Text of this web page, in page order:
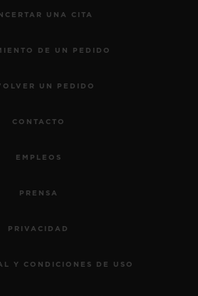
UNA CITA
DE UN PEDIDO
UN PEDIDO
CONTACTO
EMPLEOS
PRENSA
PRIVACIDAD
Y CONDICIONES DE USO